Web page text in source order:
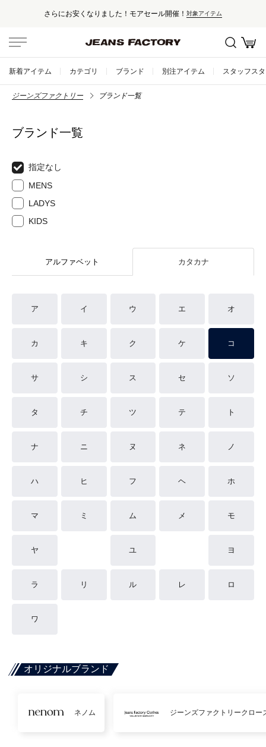
対象アイテム セール対象外アイテムは
新着アイテム カテゴリ ブランド 別注アイテム スタッフス
ジーンズファクトリー ブランド一覧
ブランド一覧
指定なし
MENS
LADYS
KIDS
アルファベット カタカナ
ア イ ウ エ オ
カ キ ク ケ コ
サ シ ス セ ソ
タ チ ツ テ ト
ナ ニ ヌ ネ ノ
ハ ヒ フ ヘ ホ
マ ミ ム メ モ
ヤ ユ ヨ
ラ リ ル レ ロ
ワ
オリジナルブランド
ネノム ジーンズファクトリークロー